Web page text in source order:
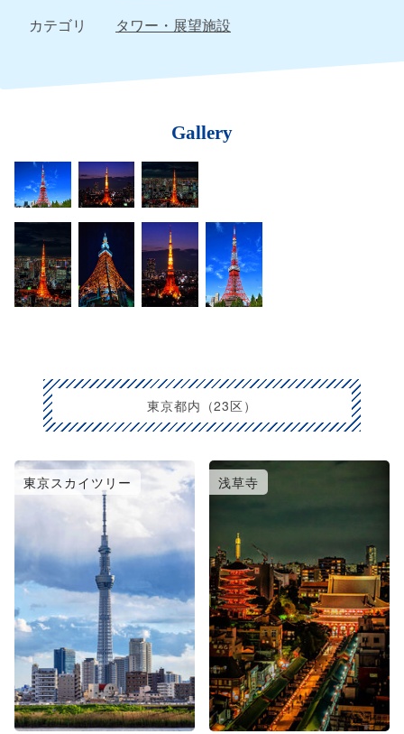
カテゴリ
タワー・展望施設
Gallery
東京都内（23区）
東京スカイツリー 浅草寺